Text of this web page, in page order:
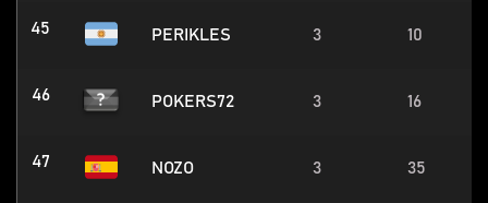
45 PERIKLES 3 10
46 POKERS72 3 16
47 NOZO 3 35